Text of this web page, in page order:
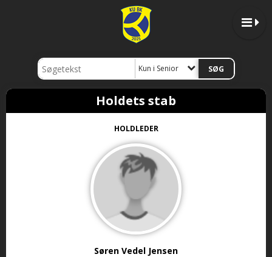
Kun i Senior
Holdets stab
HOLDLEDER
Søren Vedel Jensen